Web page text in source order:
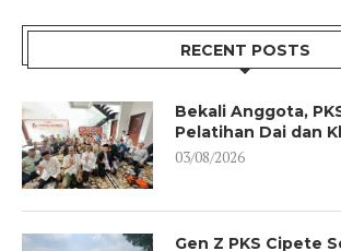
RECENT POSTS
Bekali Anggota,
Pelatihan Dai dan
03/08/2026
Gen Z PKS Cipete